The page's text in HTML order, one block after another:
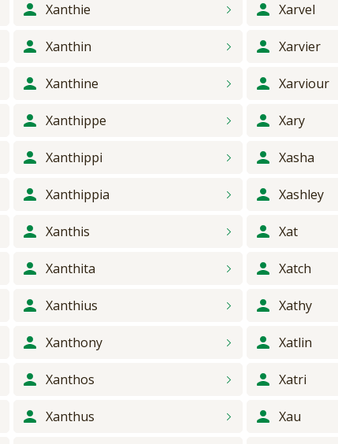
Xanthie
Xanthin
Xanthine
Xanthippe
Xanthippi
Xanthippia
Xanthis
Xanthita
Xanthius
Xanthony
Xanthos
Xanthus
Xarvel
Xarvier
Xarviour
Xary
Xasha
Xashley
Xat
Xatch
Xathy
Xatlin
Xatri
Xau